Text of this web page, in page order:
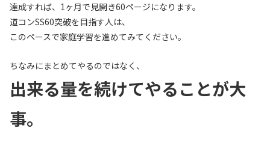
達成すれば、1ヶ月で見開き60ページになります。
道コンSS60突破を目指す人は、
このペースで家庭学習を進めてみてください。
ちなみにまとめてやるのではなく、
出来る量を続けてやることが大
事。